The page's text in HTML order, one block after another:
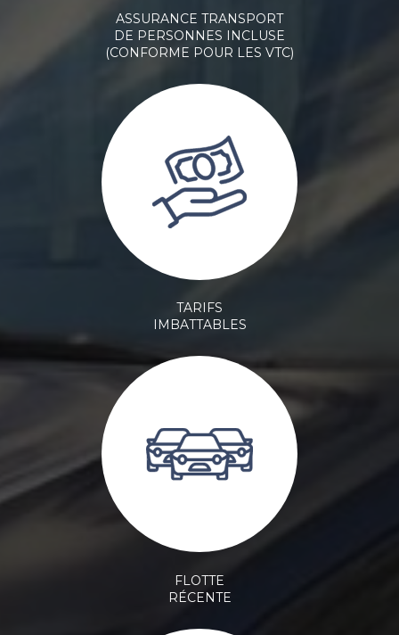
ASSURANCE TRANSPORT
DE PERSONNES INCLUSE
(CONFORME POUR LES VTC)
TARIFS
IMBATTABLES
FLOTTE
RÉCENTE